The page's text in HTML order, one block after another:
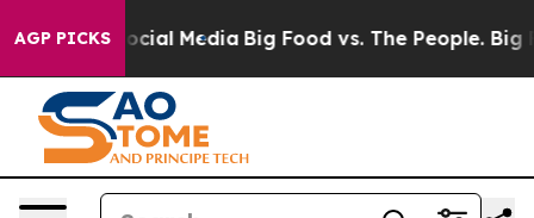
AGP PICKS
on Social Media Big Food vs. The People. Big